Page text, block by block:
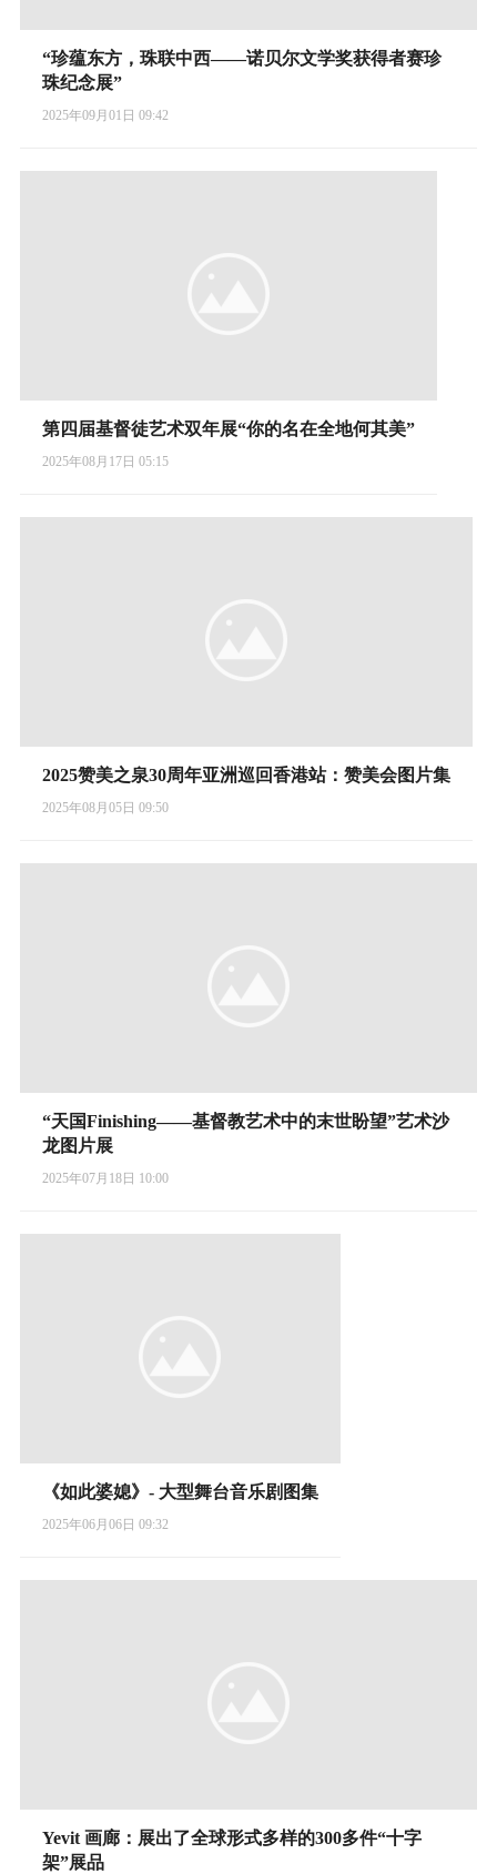
“珍蕴东方，珠联中西——诺贝尔文学奖获得者赛珍
珠纪念展”
2025年09月01日 09:42
第四届基督徒艺术双年展“你的名在全地何其美”
2025年08月17日 05:15
2025赞美之泉30周年亚洲巡回香港站：赞美会图片集
2025年08月05日 09:50
“天国Finishing——基督教艺术中的末世盼望”艺术沙
龙图片展
2025年07月18日 10:00
《如此婆媳》- 大型舞台音乐剧图集
2025年06月06日 09:32
Yevit 画廊：展出了全球形式多样的300多件“十字
架”展品